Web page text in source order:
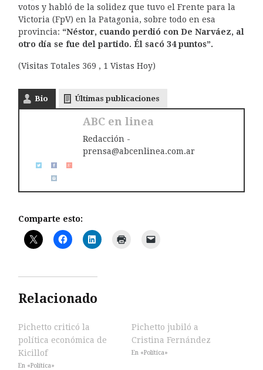
votos y habló de la solidez que tuvo el Frente para la
Victoria (FpV) en la Patagonia, sobre todo en esa
provincia: “Néstor, cuando perdió con De Narváez, al
otro día se fue del partido. Él sacó 34 puntos”.
(Visitas Totales 369 , 1 Vistas Hoy)
Bio Últimas publicaciones
ABC en linea
Redacción -
prensa@abcenlinea.com.ar
Comparte esto:
Relacionado
Pichetto criticó la
política económica de
Kicillof
En «Política»
Pichetto jubiló a
Cristina Fernández
En «Política»